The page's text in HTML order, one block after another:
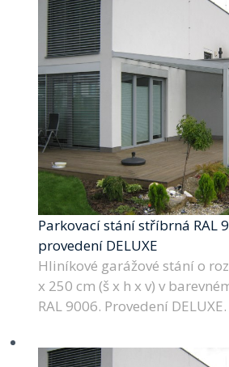
Parkovací stání stříbrná RAL
provedení DELUXE
Hliníkové garážové stání o
x 250 cm (š x h x v) v
RAL 9006. Provedení DELUXE.